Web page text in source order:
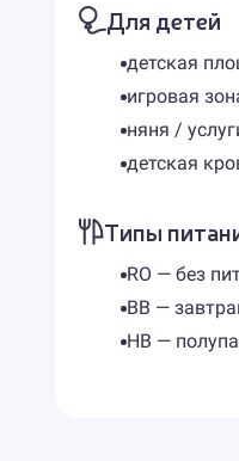
Для детей
детская
игровая
няня /
детская
Типы
RO — без
BB —
HB —